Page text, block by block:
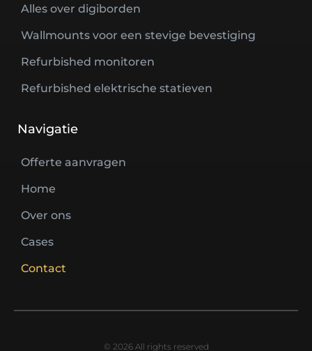
Alles over digiborden
Wallmounts voor een stevige bevestiging
Refurbished monitoren
Refurbished elektrische statieven
Navigatie
Offerte aanvragen
Home
Over ons
Cases
Contact
© 2026 All rights reserved